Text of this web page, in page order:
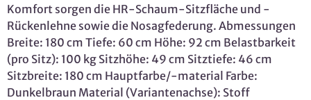
Komfort sorgen die HR-Schaum-Sitzfläche und -
Rückenlehne sowie die Nosagfederung. Abmessungen
Breite: 180 cm Tiefe: 60 cm Höhe: 92 cm Belastbarkeit
(pro Sitz): 100 kg Sitzhöhe: 49 cm Sitztiefe: 46 cm
Sitzbreite: 180 cm Hauptfarbe/-material Farbe:
Dunkelbraun Material (Variantenachse): Stoff